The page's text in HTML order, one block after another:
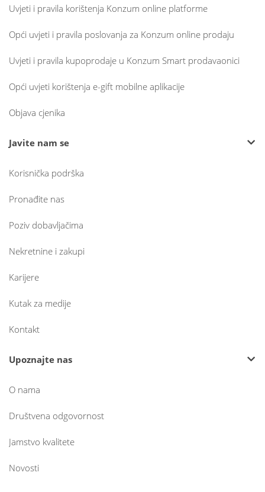
Uvjeti i pravila korištenja Konzum online platforme
Opći uvjeti i pravila poslovanja za Konzum online prodaju
Uvjeti i pravila kupoprodaje u Konzum Smart prodavaonici
Opći uvjeti korištenja e-gift mobilne aplikacije
Objava cjenika
Javite nam se
Korisnička podrška
Pronađite nas
Poziv dobavljačima
Nekretnine i zakupi
Karijere
Kutak za medije
Kontakt
Upoznajte nas
O nama
Društvena odgovornost
Jamstvo kvalitete
Novosti